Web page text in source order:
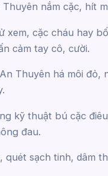
nắm cặc, hít
xem, cặc cháu hay
cảm tay cô, cười.
Thuyên há môi đỏ,
kỹ thuật bú cặc
đau.
quét sạch tinh, dâm